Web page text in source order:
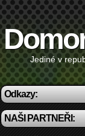
Jediné v
Odkazy:
NAŠI PARTNEŘI: